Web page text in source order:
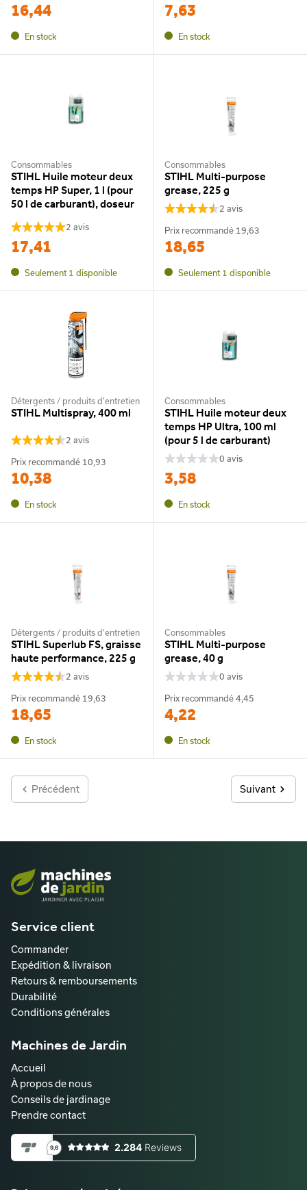
16,44
En stock
7,63
En stock
Consommables
STIHL Huile moteur deux
temps HP Super, 1 l (pour
50 l de carburant), doseur
2 avis
17,41
Seulement 1 disponible
Consommables
STIHL Multi-purpose
grease, 225 g
2 avis
Prix recommandé 19,63
18,65
Seulement 1 disponible
Détergents / produits d'entretien
STIHL Multispray, 400 ml
2 avis
Prix recommandé 10,93
10,38
En stock
Consommables
STIHL Huile moteur deux
temps HP Ultra, 100 ml
(pour 5 l de carburant)
0 avis
3,58
En stock
Détergents / produits d'entretien
STIHL Superlub FS, graisse
haute performance, 225 g
2 avis
Prix recommandé 19,63
18,65
En stock
Consommables
STIHL Multi-purpose
grease, 40 g
0 avis
Prix recommandé 4,45
4,22
En stock
Précédent Suivant
Service client
Commander
Expédition & livraison
Retours & remboursements
Durabilité
Conditions générales
Machines de Jardin
Accueil
À propos de nous
Conseils de jardinage
Prendre contact